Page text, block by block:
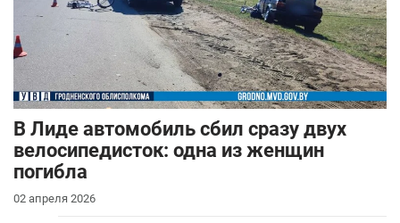
В Лиде автомобиль сбил сразу двух
велосипедисток: одна из женщин
погибла
02 апреля 2026